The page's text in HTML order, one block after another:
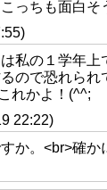
っちも面白そ
私の１学年上
ので恐れられ
れかよ！(^^;
22:22)
か。<br>確か